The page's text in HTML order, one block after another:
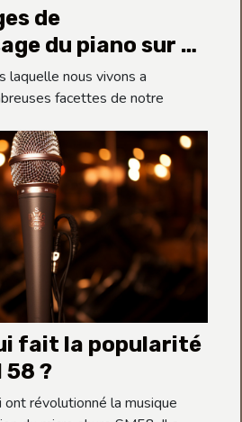
de
du piano sur un
pour les
laquelle nous vivons a
facettes de notre
fait la popularité
58 ?
ont révolutionné la musique